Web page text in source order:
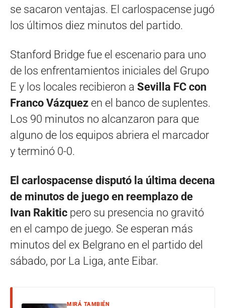
se sacaron ventajas. El carlospacense jugó
los últimos diez minutos del partido.
Stanford Bridge fue el escenario para uno
de los enfrentamientos iniciales del Grupo
E y los locales recibieron a Sevilla FC con
Franco Vázquez en el banco de suplentes.
Los 90 minutos no alcanzaron para que
alguno de los equipos abriera el marcador
y terminó 0-0.
El carlospacense disputó la última decena
de minutos de juego en reemplazo de
Ivan Rakitic pero su presencia no gravitó
en el campo de juego. Se esperan más
minutos del ex Belgrano en el partido del
sábado, por La Liga, ante Eibar.
MIRÁ TAMBIÉN